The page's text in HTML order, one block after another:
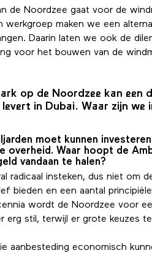
de Noordzee gaat voor de
werkgroep maken we een
Daarin laten we ook de
voor het bouwen van de
op de Noordzee kan een
in Dubai. Waar zijn we
moet kunnen
overheid. Waar hoopt de
vandaan te halen?
radicaal insteken, dus niet om
bieden en een aantal
wordt de Noordzee voor
erg stil, terwijl er grote keuzes
aanbesteding economisch